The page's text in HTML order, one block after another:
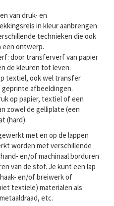
van druk- en
in kleur aanbrengen
technieken die ook
een ontwerp.
door transferverf van papier
de kleuren tot leven.
textiel, ook wel transfer
afbeeldingen.
op papier, textiel of een
zowel de gelliplate (een
(hard).
met en op de lappen
worden met verschillende
en/of machinaal borduren
van de stof. Je kunt een lap
en/of breiwerk of
textiele) materialen als
etc.